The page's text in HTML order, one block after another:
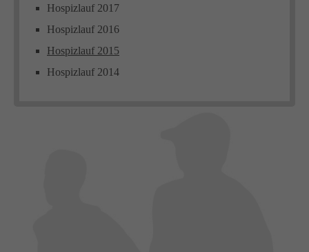
Hospizlauf 2017
Hospizlauf 2016
Hospizlauf 2015
Hospizlauf 2014